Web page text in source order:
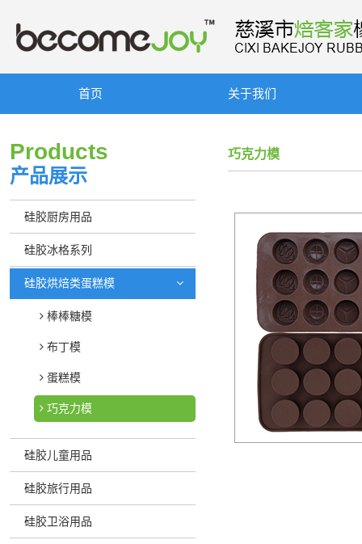
首页 关于我们
Products
产品展示
硅胶厨房用品
硅胶冰格系列
硅胶烘焙类蛋糕模
棒棒糖模
布丁模
蛋糕模
巧克力模
硅胶儿童用品
硅胶旅行用品
硅胶卫浴用品
巧克力模